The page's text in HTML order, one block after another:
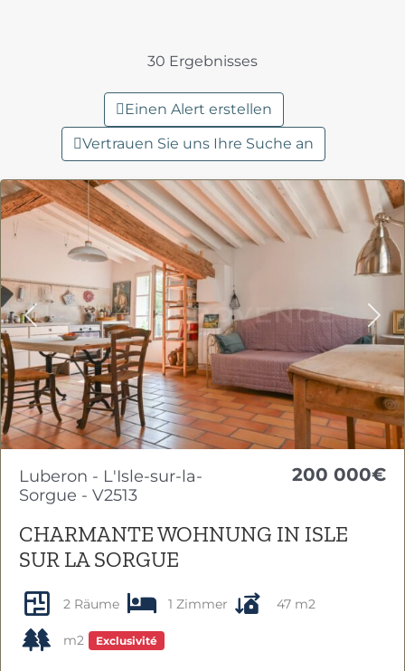
30 Ergebnisses
Einen Alert erstellen
Vertrauen Sie uns Ihre Suche an
Previous
Luberon - L'Isle-sur-la-
Sorgue - V2513
200 000€
CHARMANTE WOHNUNG IN ISLE
SUR LA SORGUE
2 Räume 1 Zimmer 47 m2
m2 Exclusivité